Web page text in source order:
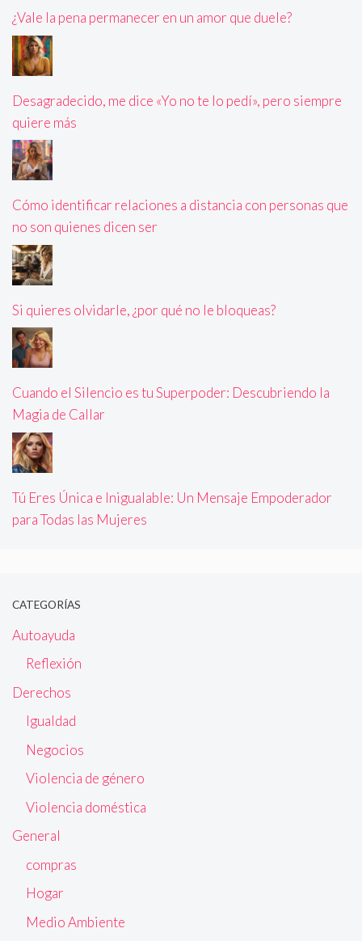
¿Vale la pena permanecer en un amor que duele?
Desagradecido, me dice «Yo no te lo pedí», pero siempre
quiere más
Cómo identificar relaciones a distancia con personas que
no son quienes dicen ser
Si quieres olvidarle, ¿por qué no le bloqueas?
Cuando el Silencio es tu Superpoder: Descubriendo la
Magia de Callar
Tú Eres Única e Inigualable: Un Mensaje Empoderador
para Todas las Mujeres
CATEGORÍAS
Autoayuda
Reflexión
Derechos
Igualdad
Negocios
Violencia de género
Violencia doméstica
General
compras
Hogar
Medio Ambiente